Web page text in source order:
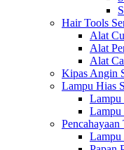
Hair Tools
Alat
Alat
Alat
Kipas Angin
Lampu Hias
Lampu
Lampu
Pencahayaan
Lampu